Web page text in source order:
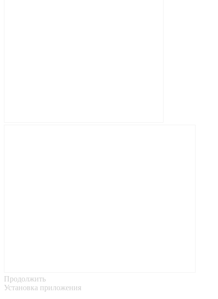
Продолжить
Установка приложения